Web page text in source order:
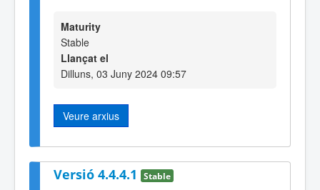
Maturity
Stable
Llançat el
Dilluns, 03 Juny 2024 09:57
Veure arxius
Versió 4.4.4.1 Stable